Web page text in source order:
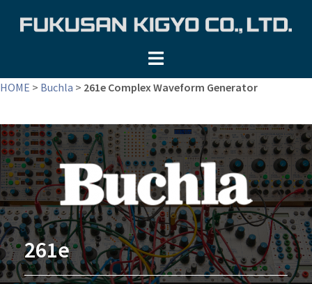
ツ
キ
ッ
プ
HOME > Buchla > 261e Complex Waveform Generator
261e